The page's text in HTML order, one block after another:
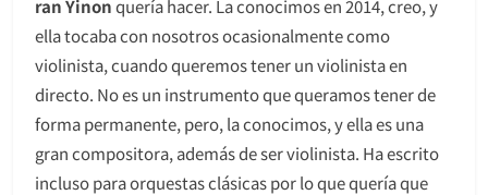
ran Yinonquería hacer. La conocimos en 2014, creo, y
ella tocaba con nosotros ocasionalmente como
violinista, cuando queremos tener un violinista en
directo. No es un instrumento que queramos tener de
forma permanente, pero, la conocimos, y ella es una
gran compositora, además de ser violinista. Ha escrito
incluso para orquestas clásicas por lo que quería que